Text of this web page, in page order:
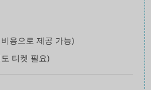
용으로 제공 가능)
티켓 필요)